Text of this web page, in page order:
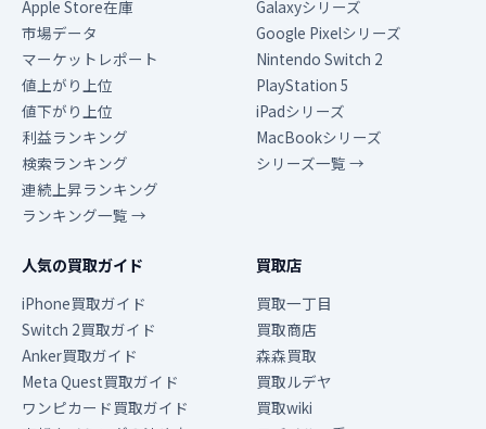
Apple Store在庫
市場データ
マーケットレポート
値上がり上位
値下がり上位
利益ランキング
検索ランキング
連続上昇ランキング
ランキング一覧 →
Galaxyシリーズ
Google Pixelシリーズ
Nintendo Switch 2
PlayStation 5
iPadシリーズ
MacBookシリーズ
シリーズ一覧 →
人気の買取ガイド
iPhone買取ガイド
Switch 2買取ガイド
Anker買取ガイド
Meta Quest買取ガイド
ワンピカード買取ガイド
買取店
買取一丁目
買取商店
森森買取
買取ルデヤ
買取wiki